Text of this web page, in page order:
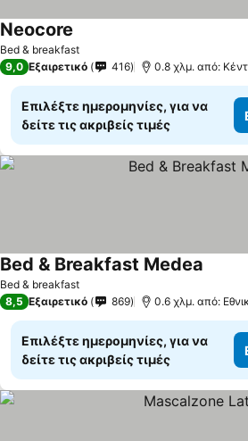
Bed & breakfast
Neocore
9,0 Εξαιρετικό 416 0.8 χλμ. από:
Επιλέξτε ημερομηνίες, για να
δείτε τις ακριβείς τιμές
Bed & breakfast
Bed & Breakfast Medea
8,5 Εξαιρετικό 869 0.6 χλμ. από:
Επιλέξτε ημερομηνίες, για να
δείτε τις ακριβείς τιμές